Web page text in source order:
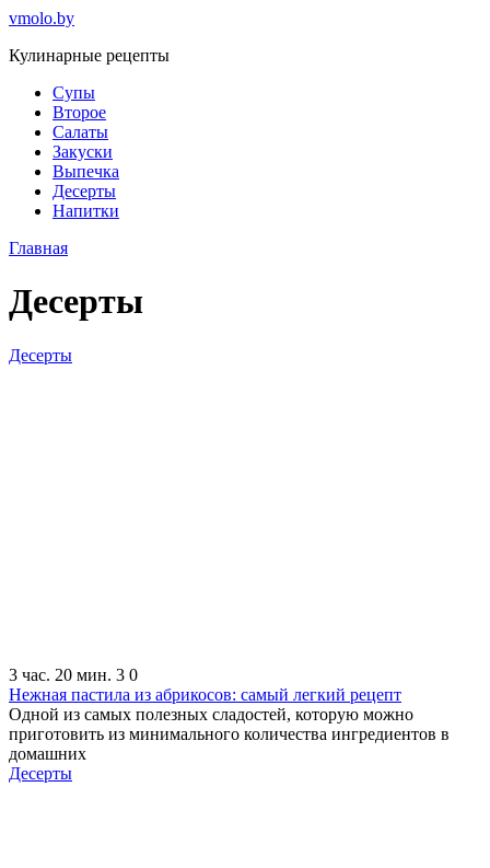
Перейти
контенту
vmolo.by
Кулинарные рецепты
Супы
Второе
Салаты
Закуски
Выпечка
Десерты
Напитки
Главная
Десерты
Десерты
3 час. 20 мин. 3 0
Нежная пастила из абрикосов: самый легкий рецепт
Одной из самых полезных сладостей, которую можно
приготовить из минимального количества ингредиентов в
домашних
Десерты